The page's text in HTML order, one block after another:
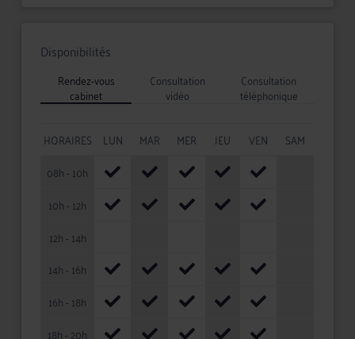
Disponibilités
Rendez-vous
cabinet
Consultation
vidéo
Consultation
téléphonique
HORAIRES LUN MAR MER JEU VEN
SAM
08h - 10h
10h - 12h
12h - 14h
14h - 16h
16h - 18h
18h - 20h